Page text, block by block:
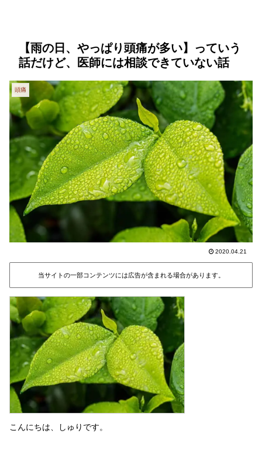
【雨の日、やっぱり頭痛が多い】っていう
話だけど、医師には相談できていない話
頭痛
2020.04.21
当サイトの一部コンテンツには広告が含まれる場合があります。
こんにちは、しゅりです。